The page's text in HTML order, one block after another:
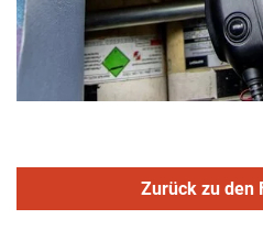
Zurück zu den